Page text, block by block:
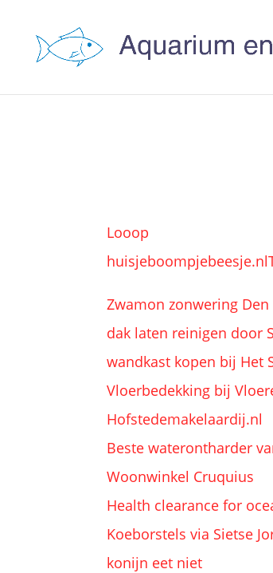
Looop
huisjeboompjebeesje.nl
Zwamon zonwering Den
dak laten reinigen door
wandkast kopen bij Het
Vloerbedekking bij
Hofstedemakelaardij.nl
Beste waterontharder
Woonwinkel Cruquius
Health clearance for
Koeborstels via Sietse
konijn eet niet